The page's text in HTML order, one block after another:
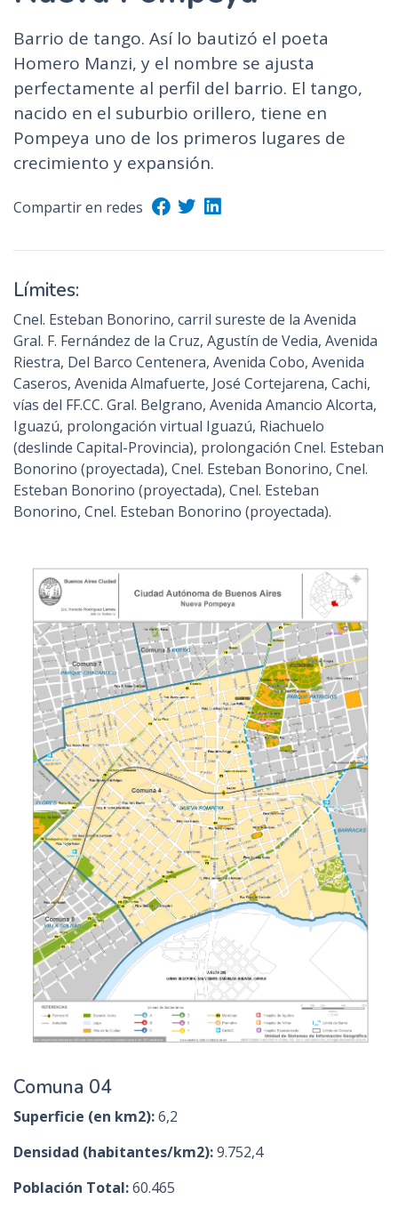
Barrio de tango. Así lo bautizó el poeta
Homero Manzi, y el nombre se ajusta
perfectamente al perfil del barrio. El tango,
nacido en el suburbio orillero, tiene en
Pompeya uno de los primeros lugares de
crecimiento y expansión.
Compartir en redes
Límites:
Cnel. Esteban Bonorino, carril sureste de la Avenida
Gral. F. Fernández de la Cruz, Agustín de Vedia, Avenida
Riestra, Del Barco Centenera, Avenida Cobo, Avenida
Caseros, Avenida Almafuerte, José Cortejarena, Cachi,
vías del FF.CC. Gral. Belgrano, Avenida Amancio Alcorta,
Iguazú, prolongación virtual Iguazú, Riachuelo
(deslinde Capital-Provincia), prolongación Cnel. Esteban
Bonorino (proyectada), Cnel. Esteban Bonorino, Cnel.
Esteban Bonorino (proyectada), Cnel. Esteban
Bonorino, Cnel. Esteban Bonorino (proyectada).
Comuna 04
Superficie (en km2):6,2
Densidad (habitantes/km2):9.752,4
Población Total:60.465